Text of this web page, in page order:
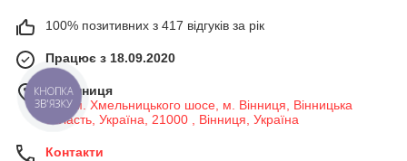
100% позитивних з 417 відгуків за рік
Працює з 18.09.2020
м. Вінниця
7-й км. Хмельницького шосе, м. Вінниця, Вінницька
область, Україна, 21000 , Вінниця, Україна
Контакти
КНОПКА
ЗВ'ЯЗКУ